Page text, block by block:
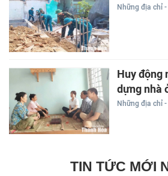
Những địa chỉ
Huy động
dựng nhà
Những địa chỉ
TIN TỨC MỚI